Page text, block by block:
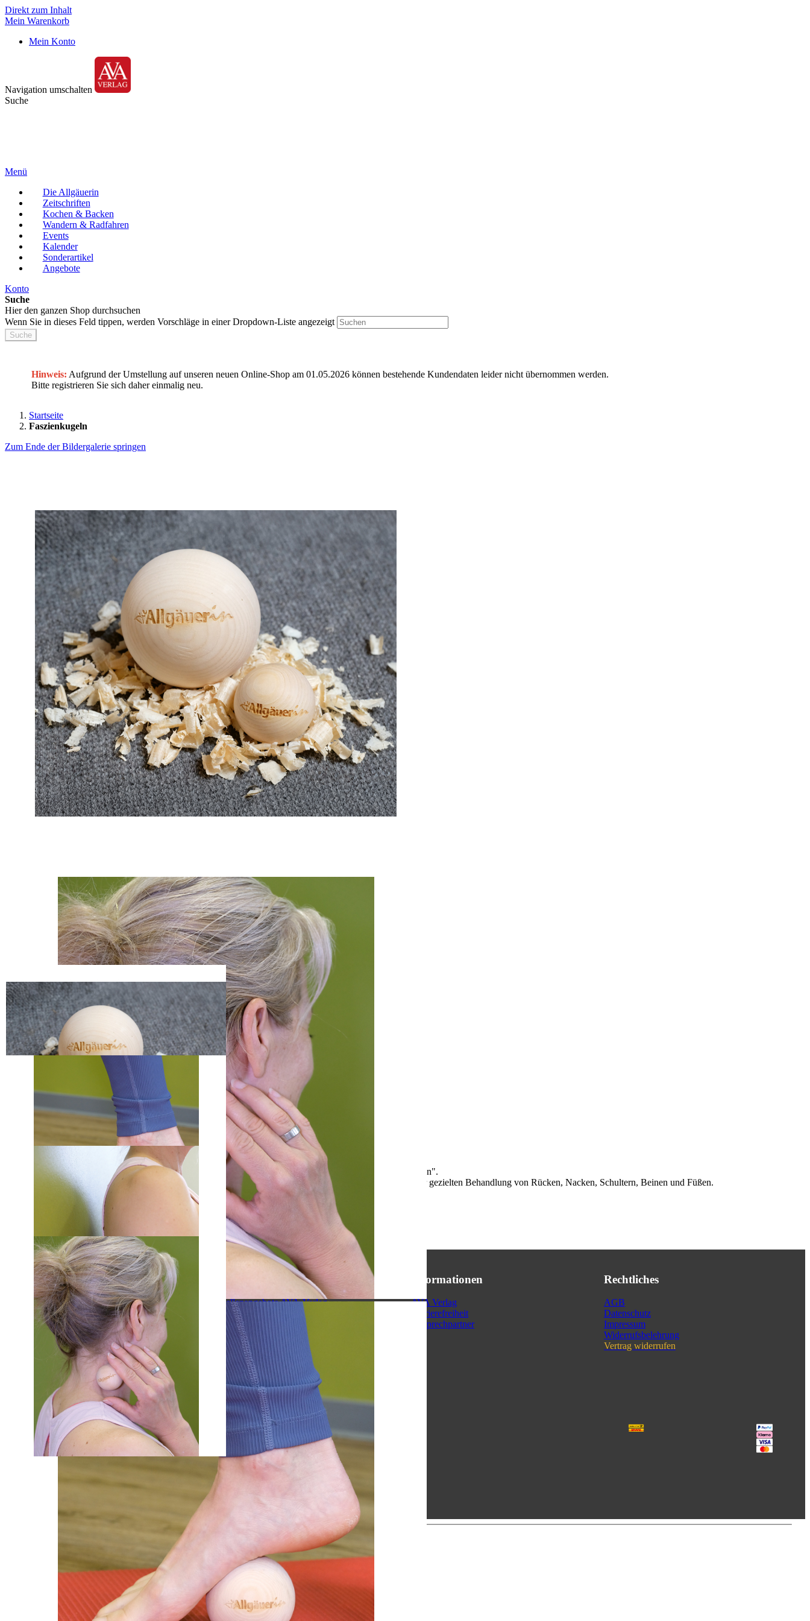
Direkt zum Inhalt
Mein Warenkorb
Mein Konto
Navigation umschalten
Suche
Menü
Die Allgäuerin
Zeitschriften
Kochen & Backen
Wandern & Radfahren
Events
Kalender
Sonderartikel
Angebote
Konto
Suche
Hier den ganzen Shop durchsuchen
Wenn Sie in dieses Feld tippen, werden Vorschläge in einer Dropdown-Liste angezeigt
Suche
Hinweis: Aufgrund der Umstellung auf unseren neuen Online-Shop am 01.05.2026 können bestehende Kundendaten leider nicht übernommen werden.
Bitte registrieren Sie sich daher einmalig neu.
Startseite
Faszienkugeln
Zum Ende der Bildergalerie springen
Artikelnr. 2213
Faszienkugeln
Sofort lieferbar
29,90 € inkl. MwSt.
Zur Wunschliste hinzufügen
Massagekugeln aus hochwertigem Zirbenholz.
- Set enthält zwei Kugeln
- Geeignet für Rücken, Nacken, Schultern, Beine und Füße
Erlebe die Kraft der Natur mit unseren Massagekugeln aus Zirbenholz - dem edlen Holz der "Königin der Alpen".
Das Set enthält zwei Kugeln welche ideal für Trocken- und Ölmassagen sind. Sie eignen sich hervorragend zur gezielten Behandlung von Rücken, Nacken, Schultern, Beinen und Füßen.
Die größere der beiden Kugeln kann auch als Abdeckung für eine Wasserkaraffe verwendet werden.
Größe: ca. 7 cm (70 g) und ca. 4 cm (15 g)
Service Hotline
AVA-Agrar Verlag Allgäu GmbH
Porschestr. 2
87437 Kempten
Deutschland
+49 (0) 831 57 14 21 3
Stellenangebote AVA-Verlag
Abonnement kündigen
Kontakt
Bezahlung/Versand/Retouren
Informationen
AVA Verlag
Barrierefreiheit
Ansprechpartner
Rechtliches
AGB
Datenschutz
Impressum
Widerrufsbelehrung
Vertrag widerrufen
Sie haben Fragen zu unseren Produkten und benötigen Hilfe bei
der Bestellung?
© AVA -Agrar Verlag Allgäu GmbH 2026. Alle Rechte vorbehalten